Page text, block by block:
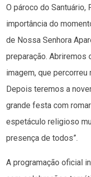
O pároco do Santuário,
importância do
de Nossa Senhora
preparação. Abriremos
imagem, que
Depois teremos a
grande festa com
espetáculo religioso
presença de todos”.
A programação oficial